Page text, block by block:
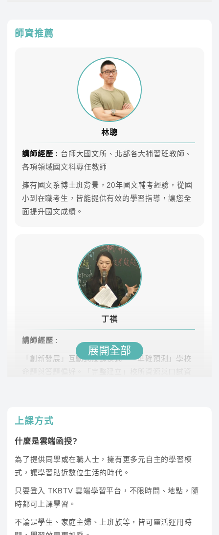
專業師資團隊，教學內容紮實完整，課程類組選擇多元
課後LINE社群與其他考生切磋討論、專員1對1諮詢協助
雲端課程不受時間地點、不受制式課表的限制，任何時
課程內容
專業師資團隊領軍，共同科目、專業科目AB皆可自
由選擇喜歡的師資來搭配
科目 師資
李華
傑瑞 34.4
(公)
系統分析與設
資料庫 張逸 22.5 雲端
程式語言(程
式設計)
張逸 28.1 雲端
※此為預估時數，課程時數依照老師實際授課為主
師資推薦
林聰
講師經歷 : 台師大國文所、北部各大補習班教師、
各項領域國文科專任教師
擁有國文系博士班背景，20年國文輔考經驗，從國
小到在職考生，皆能提供有效的學習指導，讓您全
面提升國文成績。
丁祺
講師經歷 :
「創新發展」互動式授課模式。「準確預測」學校
李華
國營事業及公職人員各項國家考試、國文、本國文
展開全部
上課方式
什麼是雲端函授?
為了提供同學或在職人士，擁有更多元自主的學習模
式，讓學習貼近數位生活的時代。
只要登入 TKBTV 雲端學習平台，不限時間、地點，隨
時都可上課學習。
不論是學生、家庭主婦、上班族等，皆可靈活運用時